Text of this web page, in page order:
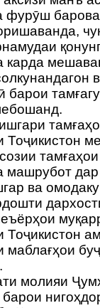
фурӯш
карда
барои
Тоҷикистон
машрубот
ва
Тоҷикистон
маблағҳои
молияи
барои